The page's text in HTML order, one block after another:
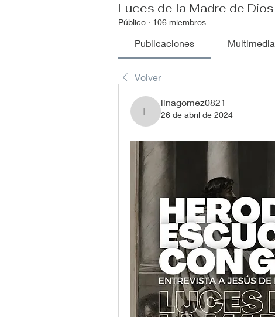
Luces de la Madre de Dios
Público · 106 miembros
Publicaciones Multimedia
Volver
linagomez0821
linagomez0821
26 de abril de 2024